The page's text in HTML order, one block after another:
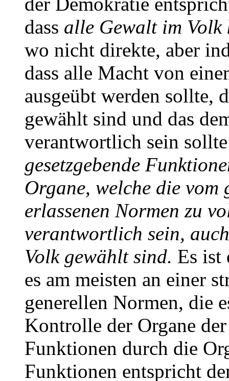
dass alle Gewalt im Volk
wo nicht direkte, aber
dass alle Macht von
ausgeübt werden sollte,
gewählt sind und das
verantwortlich sein
gesetzgebende
Organe, welche die vom
erlassenen Normen zu
verantwortlich sein,
Volk gewählt sind. Es ist
es am meisten an einer
generellen Normen, die
Kontrolle der Organe
Funktionen durch die
Funktionen entspricht